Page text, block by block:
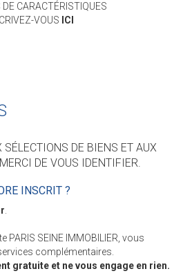
DE CARACTÉRISTIQUES
VOUS ICI
SÉLECTIONS DE BIENS ET AUX
DE VOUS IDENTIFIER.
INSCRIT ?
.
SEINE IMMOBILIER, vous
complémentaires.
gratuite et ne vous engage en rien.